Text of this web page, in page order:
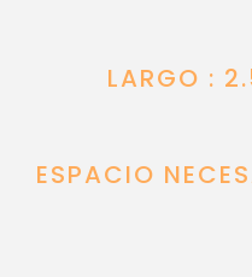
LARGO :
ESPACIO